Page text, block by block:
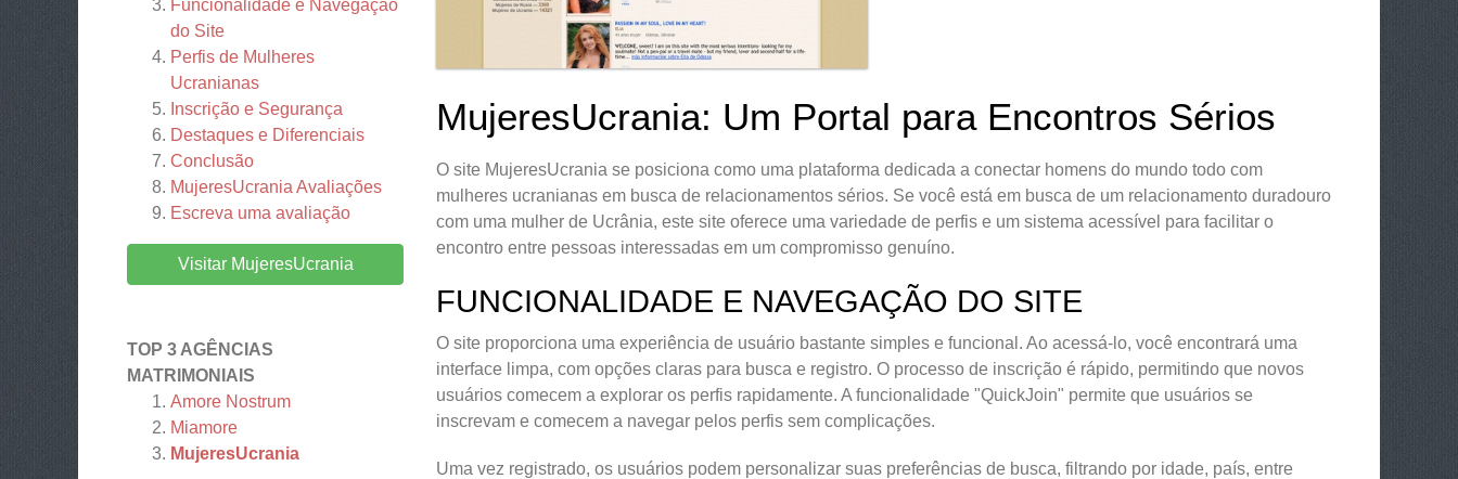
Funcionalidade e Navegação
do Site
Perfis de Mulheres
Ucranianas
Inscrição e Segurança
Destaques e Diferenciais
Conclusão
MujeresUcrania Avaliações
Escreva uma avaliação
Visitar MujeresUcrania
TOP 3 AGÊNCIAS
MATRIMONIAIS
Amore Nostrum
Miamore
MujeresUcrania
MujeresUcrania: Um Portal para Encontros Sérios
O site MujeresUcrania se posiciona como uma plataforma dedicada a conectar homens do mundo todo com
mulheres ucranianas em busca de relacionamentos sérios. Se você está em busca de um relacionamento duradouro
com uma mulher de Ucrânia, este site oferece uma variedade de perfis e um sistema acessível para facilitar o
encontro entre pessoas interessadas em um compromisso genuíno.
FUNCIONALIDADE E NAVEGAÇÃO DO SITE
O site proporciona uma experiência de usuário bastante simples e funcional. Ao acessá-lo, você encontrará uma
interface limpa, com opções claras para busca e registro. O processo de inscrição é rápido, permitindo que novos
usuários comecem a explorar os perfis rapidamente. A funcionalidade "QuickJoin" permite que usuários se
inscrevam e comecem a navegar pelos perfis sem complicações.
Uma vez registrado, os usuários podem personalizar suas preferências de busca, filtrando por idade, país, entre